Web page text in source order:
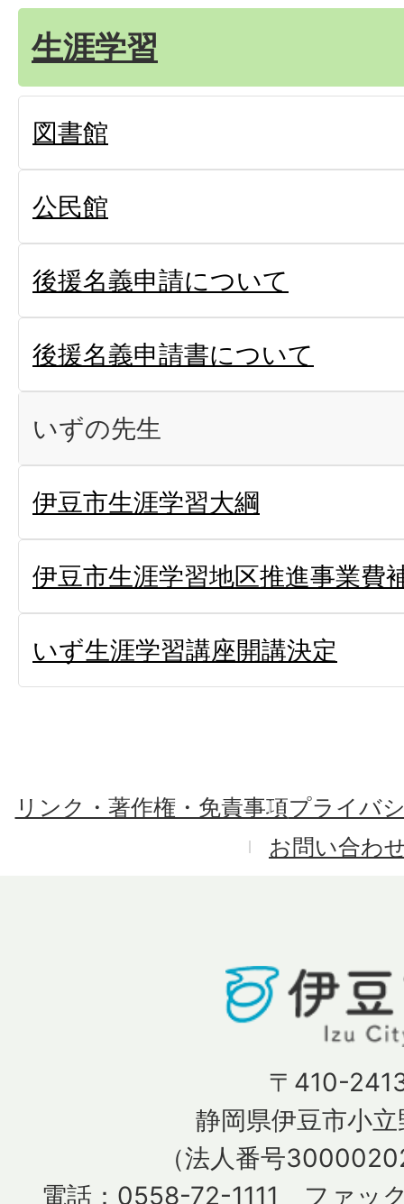
生涯学習
図書館
公民館
後援名義申請について
後援名義申請書について
いずの先生
伊豆市生涯学習大綱
伊豆市生涯学習地区推進事業費
いず生涯学習講座開講決定
リンク・著作権・免責事項プライバ
お問い合わ
〒410-
静岡県伊豆市小
（法人番号
電話：0558-72-1111 ファッ